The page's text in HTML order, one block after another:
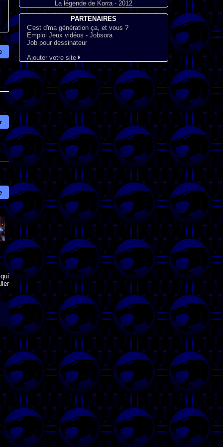
La légende de Korra - 2012
PARTENAIRES
C'est d'ma génération ça, et vous ?
Emploi Jeux vidéos - Jobsora
Job pour dessinateur
Ajouter votre site